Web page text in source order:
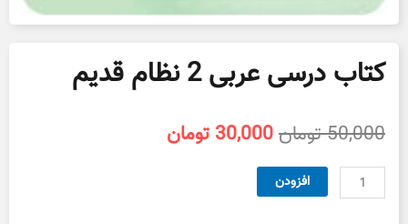
کتاب درسی عربی 2 نظام قدیم
50,000تومانقیمت
بود.
30,000 تومان
کتاب
درسی
افزودن